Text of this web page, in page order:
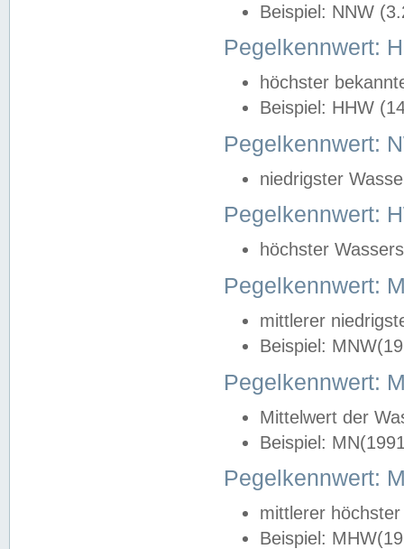
Beispiel: NNW
Pegelkennwert:
höchster
Beispiel: HHW
Pegelkennwert:
niedrigster
Pegelkennwert:
höchster
Pegelkennwert:
mittlerer
Beispiel:
Pegelkennwert:
Mittelwert der
Beispiel:
Pegelkennwert:
mittlerer
Beispiel: